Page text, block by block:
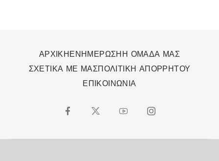
ΑΡΧΙΚΗΕΝΗΜΕΡΩΣΗΗ ΟΜΑΔΑ ΜΑΣ
ΣΧΕΤΙΚΑ ΜΕ ΜΑΣΠΟΛΙΤΙΚΗ ΑΠΟΡΡΗΤΟΥ
ΕΠΙΚΟΙΝΩΝΙΑ